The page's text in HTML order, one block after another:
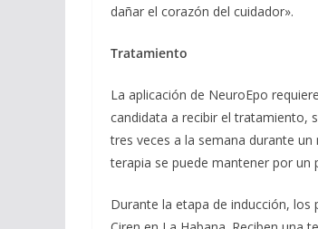
dañar el corazón del cuidador».
Tratamiento
La aplicación de NeuroEpo
candidata a recibir el tratamiento,
tres veces a la semana durante
terapia se puede mantener por un
Durante la etapa de inducción,